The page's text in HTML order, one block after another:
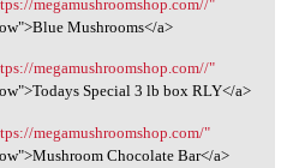
megamushroomshop.com//"
Mushrooms</a>
megamushroomshop.com//"
Special 3 lb box RLY</a>
megamushroomshop.com/"
Chocolate Bar</a>